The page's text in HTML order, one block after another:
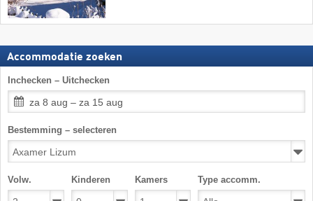
Accommodatie zoeken
Inchecken – Uitchecken
za 8 aug – za 15 aug
Bestemming – selecteren
Volw. Kinderen Kamers Type accomm.